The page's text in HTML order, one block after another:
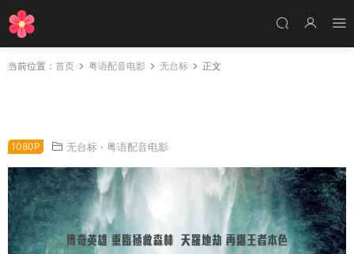
当前位置： 首页 粤语配音电影 无台标 正文
1080P 无台标 · 粤语配音电影